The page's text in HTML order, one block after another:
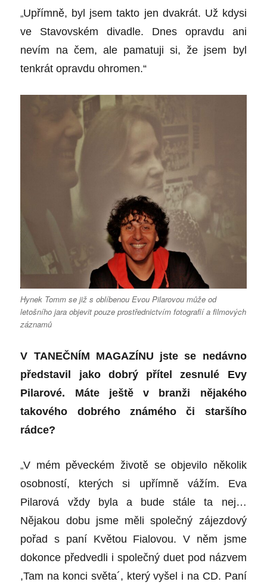
„Upřímně, byl jsem takto jen dvakrát. Už kdysi
ve Stavovském divadle. Dnes opravdu ani
nevím na čem, ale pamatuji si, že jsem byl
tenkrát opravdu ohromen.“
Hynek Tomm se již s oblíbenou Evou Pilarovou může od
letošního jara objevit pouze prostřednictvím fotografií a filmových
záznamů
V TANEČNÍM MAGAZÍNU jste se nedávno
představil jako dobrý přítel zesnulé Evy
Pilarové. Máte ještě v branži nějakého
takového dobrého známého či staršího
rádce?
„V mém pěveckém životě se objevilo několik
osobností, kterých si upřímně vážím. Eva
Pilarová vždy byla a bude stále ta nej…
Nějakou dobu jsme měli společný zájezdový
pořad s paní Květou Fialovou. V něm jsme
dokonce předvedli i společný duet pod názvem
,Tam na konci světa´, který vyšel i na CD. Paní